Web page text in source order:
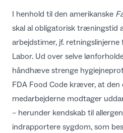
I henhold til den amerikanske
skal al obligatorisk træningstid
arbejdstimer, jf. retningslinjerne
Labor. Ud over selve
håndhæve strenge
FDA Food Code kræver, at den
medarbejderne modtager
– herunder kendskab til
indrapportere sygdom, som